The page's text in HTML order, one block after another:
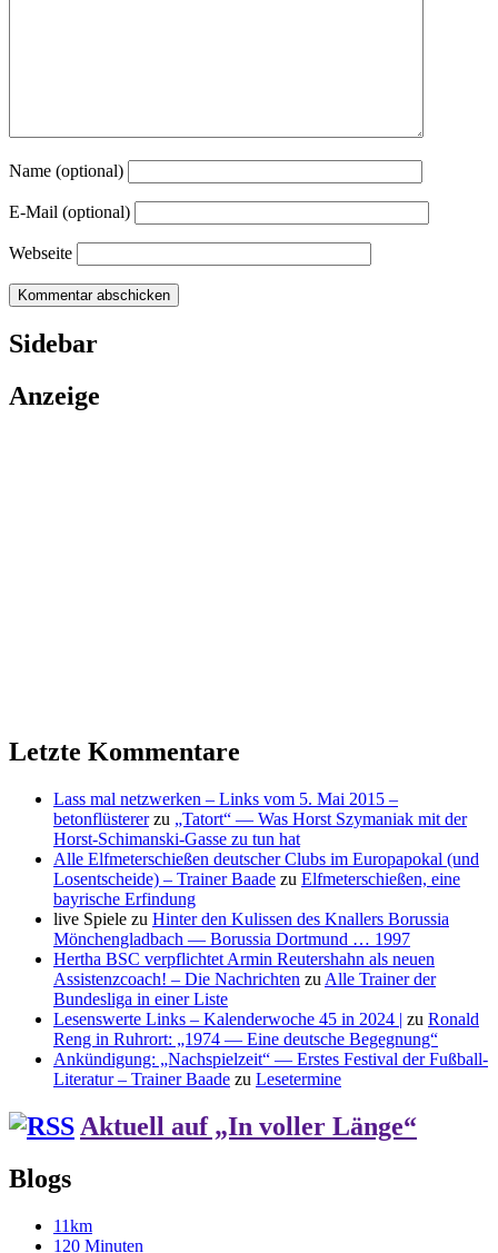
Name (optional)
E-Mail (optional)
Webseite
Sidebar
Anzeige
Letzte Kommentare
Lass mal netzwerken – Links vom 5. Mai 2015 –
betonflüstererzu „Tatort“ — Was Horst Szymaniak mit der
Horst-Schimanski-Gasse zu tun hat
Alle Elfmeterschießen deutscher Clubs im Europapokal (und
Losentscheide) – Trainer Baade zu Elfmeterschießen, eine
bayrische Erfindung
live Spiele zu Hinter den Kulissen des Knallers Borussia
Mönchengladbach — Borussia Dortmund … 1997
Hertha BSC verpflichtet Armin Reutershahn als neuen
Assistenzcoach! – Die Nachrichten zu Alle Trainer der
Bundesliga in einer Liste
Lesenswerte Links – Kalenderwoche 45 in 2024 | zu Ronald
Reng in Ruhrort: „1974 — Eine deutsche Begegnung“
Ankündigung: „Nachspielzeit“ — Erstes Festival der Fußball-
Literatur – Trainer Baade zu Lesetermine
Aktuell auf „In voller Länge“
Blogs
11km
120 Minuten